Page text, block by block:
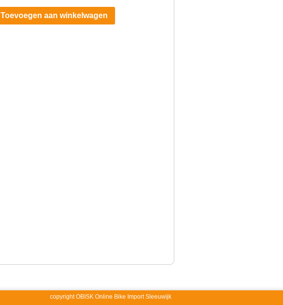
Toevoegen aan winkelwagen
copyright OBISK Online Bike Import Sleeuwijk